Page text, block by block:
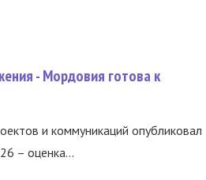
- Мордовия готова к
и коммуникаций опубликовал
– оценка...